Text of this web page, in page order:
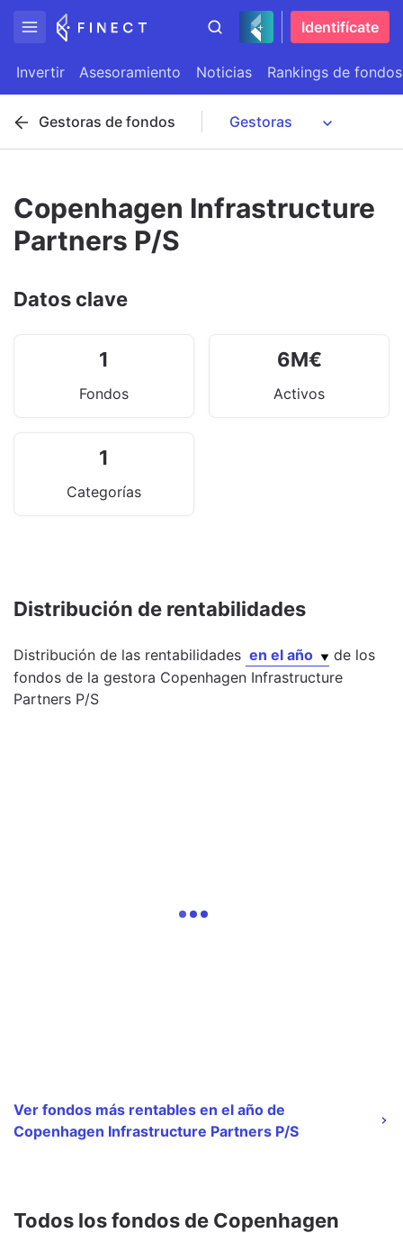
Identifícate
Invertir Asesoramiento Noticias Rankings de fondos
Gestoras de fondos
Copenhagen Infrastructure
Partners P/S
Datos clave
1
Fondos
6M€
Activos
1
Categorías
Distribución de rentabilidades
Distribución de las rentabilidades en el año
de los
fondos de la gestora Copenhagen Infrastructure
Partners P/S
Ver fondos más rentables en el año de
Copenhagen Infrastructure Partners P/S
Todos los fondos de Copenhagen